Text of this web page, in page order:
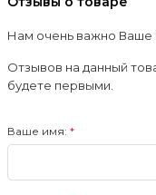
Нам очень важно Ваше
Отзывов на данный
будете первыми.
Ваше имя: